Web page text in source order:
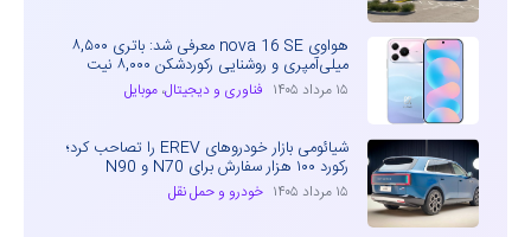
هواوی nova 16 SE معرفی شد: باتری ۸,۵۰۰
میلی‌آمپری و روشنایی رکوردشکن ۸,۰۰۰ نیت
۱۵ مرداد ۱۴۰۵ فناوری و دیجیتال، موبایل
شیائومی بازار خودروهای EREV را تصاحب کرد؛
رکورد ۱۰۰ هزار سفارش برای N70 و N90
۱۵ مرداد ۱۴۰۵ خودرو و حمل نقل